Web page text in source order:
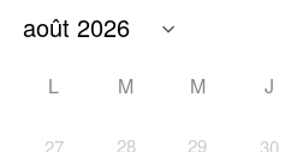
L M M J
27 28 29 30